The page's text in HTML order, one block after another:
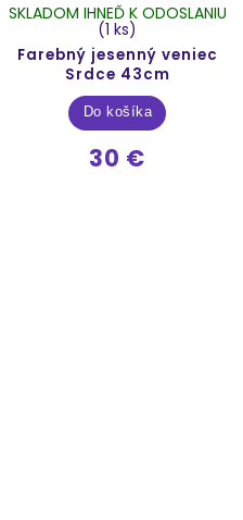
Farebný jesenný veniec
Srdce 43cm
SKLADOM IHNEĎ K ODOSLANIU
(1 ks)
30 €
Do košíka